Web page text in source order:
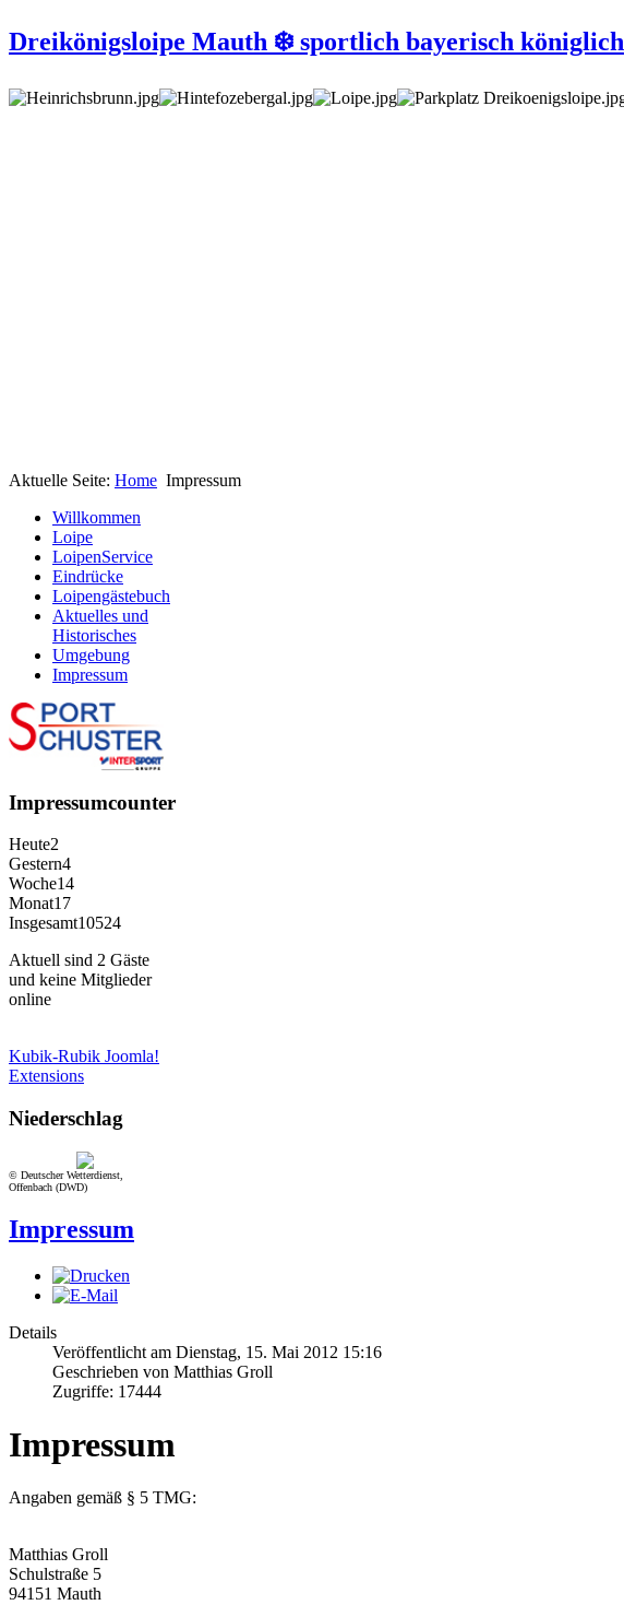
Dreikönigsloipe Mauth ❄️ sportlich bayerisch königlich
Aktuelle Seite: Home Impressum
Willkommen
Loipe
LoipenService
Eindrücke
Loipengästebuch
Aktuelles und
Historisches
Umgebung
Impressum
Impressumcounter
Heute2
Gestern4
Woche14
Monat17
Insgesamt10524
Aktuell sind 2 Gäste
und keine Mitglieder
online
Kubik-Rubik Joomla!
Extensions
Niederschlag
© Deutscher Wetterdienst,
Offenbach (DWD)
Impressum
Details
Veröffentlicht am Dienstag, 15. Mai 2012 15:16
Geschrieben von Matthias Groll
Zugriffe: 17444
Impressum
Angaben gemäß § 5 TMG:
Matthias Groll
Schulstraße 5
94151 Mauth